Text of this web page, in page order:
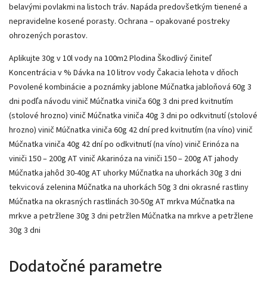
belavými povlakmi na listoch tráv. Napáda predovšetkým tienené a
nepravidelne kosené porasty. Ochrana – opakované postreky
ohrozených porastov.
Aplikujte 30g v 10l vody na 100m2 Plodina Škodlivý činiteľ
Koncentrácia v % Dávka na 10 litrov vody Čakacia lehota v dňoch
Povolené kombinácie a poznámky jablone Múčnatka jabloňová 60g 3
dni podľa návodu vinič Múčnatka viniča 60g 3 dni pred kvitnutím
(stolové hrozno) vinič Múčnatka viniča 40g 3 dni po odkvitnutí (stolové
hrozno) vinič Múčnatka viniča 60g 42 dní pred kvitnutím (na víno) vinič
Múčnatka viniča 40g 42 dní po odkvitnutí (na víno) vinič Erinóza na
viniči 150 – 200g AT vinič Akarinóza na viniči 150 – 200g AT jahody
Múčnatka jahôd 30-40g AT uhorky Múčnatka na uhorkách 30g 3 dni
tekvicová zelenina Múčnatka na uhorkách 50g 3 dni okrasné rastliny
Múčnatka na okrasných rastlinách 30-50g AT mrkva Múčnatka na
mrkve a petržlene 30g 3 dni petržlen Múčnatka na mrkve a petržlene
30g 3 dni
Dodatočné parametre